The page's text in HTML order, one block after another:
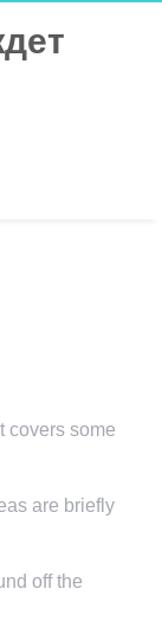
covers some
are briefly
off the